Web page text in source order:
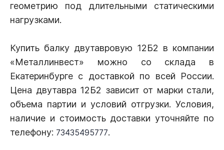
геометрию под длительными статическими
нагрузками.
Купить балку двутавровую 12Б2 в компании
«Металлинвест» можно со склада в
Екатеринбурге с доставкой по всей России.
Цена двутавра 12Б2 зависит от марки стали,
объема партии и условий отгрузки. Условия,
наличие и стоимость доставки уточняйте по
телефону: 73435495777.